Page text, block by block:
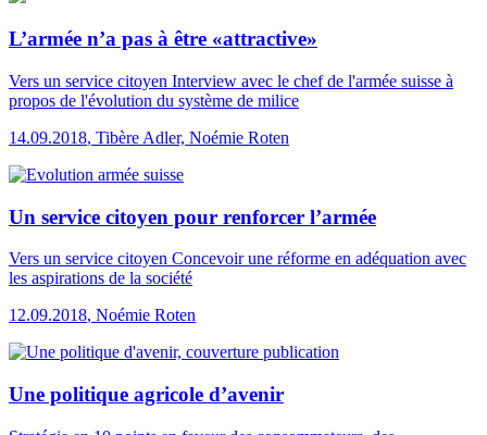
L’armée n’a pas à être «attractive»
Vers un service citoyen Interview avec le chef de l'armée suisse à
propos de l'évolution du système de milice
14.09.2018, Tibère Adler, Noémie Roten
Un service citoyen pour renforcer l’armée
Vers un service citoyen Concevoir une réforme en adéquation avec
les aspirations de la société
12.09.2018, Noémie Roten
Une politique agricole d’avenir